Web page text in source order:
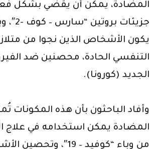
المضادة، يمكن أن يقضي بشكل
جزيئات
يكون الأشخاص الذين نجوا من
التنفسي الحادة، محصنين ضد
الجديد (كورونا).
وأفاد الباحثون بأن هذه المكونات
المضادة يمكن استخدامه في علاج
من وباء “كوفيد – 19″،